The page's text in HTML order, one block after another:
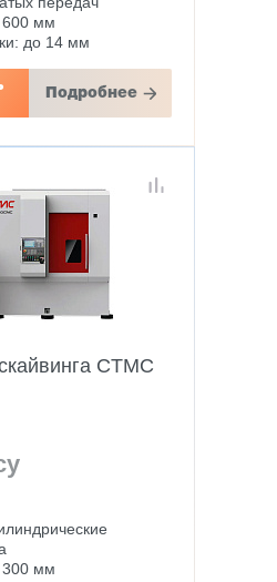
600 мм
до 14 мм
Подробнее
CTMC
300 мм